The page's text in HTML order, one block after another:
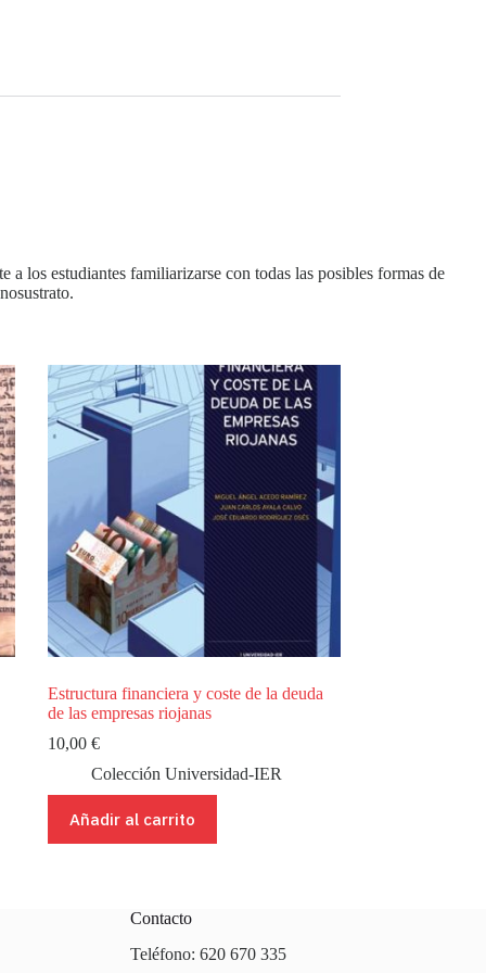
los estudiantes familiarizarse con todas las posibles formas de
Estructura financiera y coste de la deuda
de las empresas riojanas
10,00 €
Colección Universidad-IER
Añadir al carrito
Contacto
Teléfono: 620 670 335